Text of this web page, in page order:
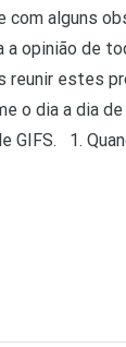
com alguns
a opinião de
reunir estes
o dia a dia
GIFS. 1.